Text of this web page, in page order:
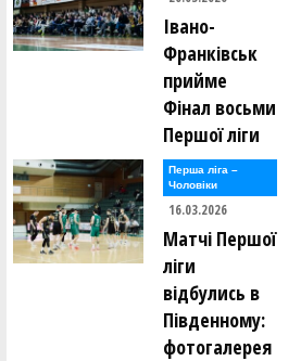
Івано-
Франківськ
прийме
Фінал восьми
Першої ліги
Перша лiга –
Чоловiки
16.03.2026
Матчі Першої
ліги
відбулись в
Південному:
фотогалерея